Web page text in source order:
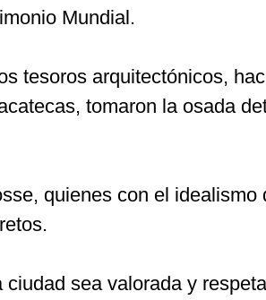
Mundial.
tesoros arquitectónicos,
tomaron la osada
quienes con el idealismo
sea valorada y